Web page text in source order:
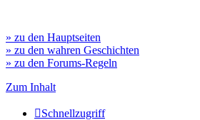
» zu den Hauptseiten
» zu den wahren Geschichten
» zu den Forums-Regeln
Zum Inhalt
Schnellzugriff